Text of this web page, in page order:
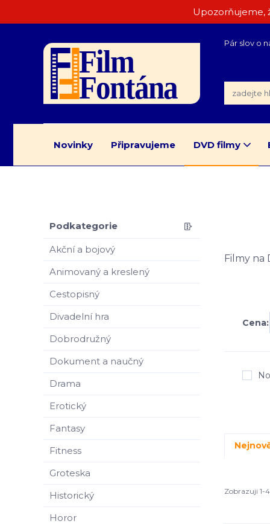
Upozorňujeme,
Pár slov o
Novinky Připravujeme DVD filmy
Podkategorie
Akční a bojový
Animovaný a kreslený
Cestopisný
Divadelní hra
Dobrodružný
Dokument a naučný
Drama
Erotický
Fantasy
Fitness
Groteska
Historický
Horor
Filmy na
Cena:
Zobrazuji 1-